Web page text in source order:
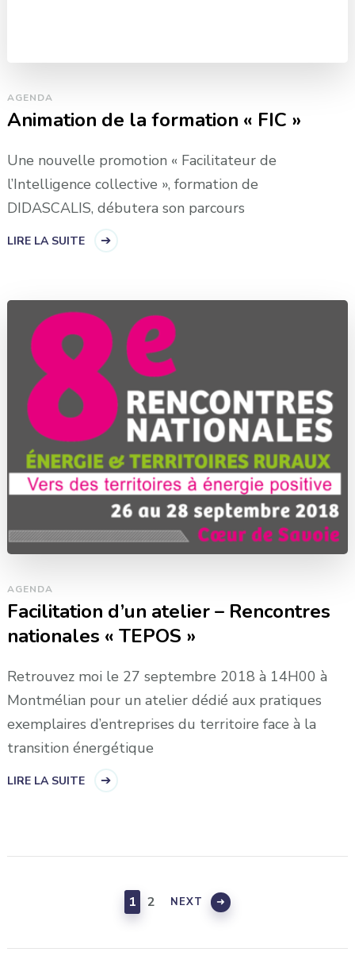
AGENDA
Animation de la formation « FIC »
Une nouvelle promotion « Facilitateur de
l’Intelligence collective », formation de
DIDASCALIS, débutera son parcours
LIRE LA SUITE
AGENDA
Facilitation d’un atelier – Rencontres
nationales « TEPOS »
Retrouvez moi le 27 septembre 2018 à 14H00 à
Montmélian pour un atelier dédié aux pratiques
exemplaires d’entreprises du territoire face à la
transition énergétique
LIRE LA SUITE
articles
PAGE
1 PAGE
2 NEXT